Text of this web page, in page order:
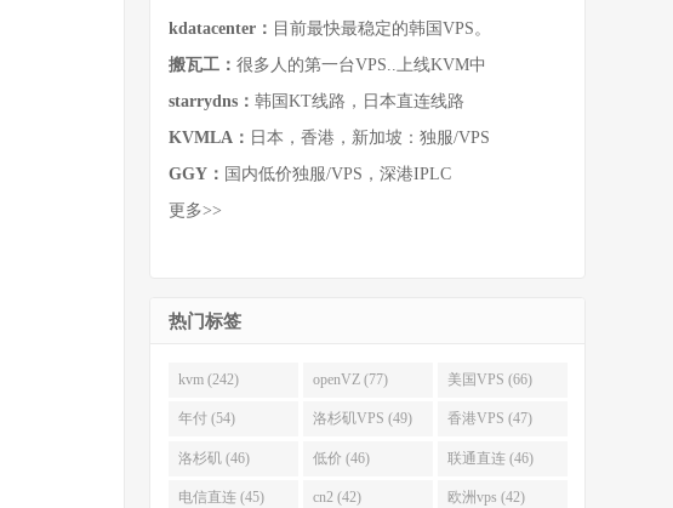
kdatacenter： 目前最快最稳定的韩国VPS。
搬瓦工： 很多人的第一台VPS..上线KVM中
starrydns： 韩国KT线路，日本直连线路
KVMLA： 日本，香港，新加坡：独服/VPS
GGY： 国内低价独服/VPS，深港IPLC
更多>>
热门标签
kvm (242) openVZ (77) 美国VPS (66)
年付 (54) 洛杉矶VPS (49) 香港VPS (47)
洛杉矶 (46) 低价 (46) 联通直连 (46)
电信直连 (45) cn2 (42) 欧洲vps (42)